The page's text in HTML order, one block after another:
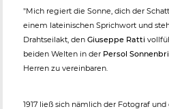
"Mich regiert die Sonne, dich der
einem lateinischen Sprichwort und
Drahtseilakt, den Giuseppe Ratti
beiden Welten in der Persol
Herren zu vereinbaren.
1917 ließ sich nämlich der Fotograf